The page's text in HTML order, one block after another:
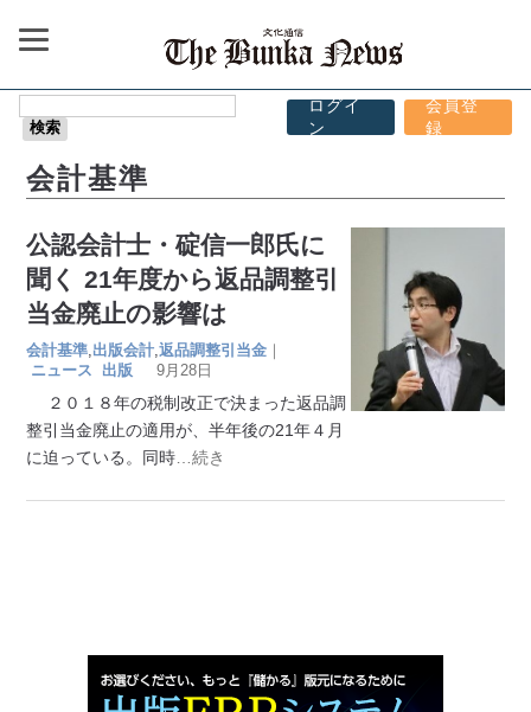
ログイ
ン
会員登
録
会計基準
公認会計士・碇信一郎氏に
聞く 21年度から返品調整引
当金廃止の影響は
会計基準 出版会計 ,返品調整引当金 ｜
ニュース
出版 9月28日
２０１８年の税制改正で決まった返品調
整引当金廃止の適用が、半年後の21年４月
に迫っている。同時 …続き